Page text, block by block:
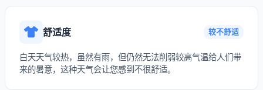
舒适度 较不舒适
白天天气较热，虽然有雨，但仍然无法削弱较高气温给人们带
来的暑意，这种天气会让您感到不很舒适。